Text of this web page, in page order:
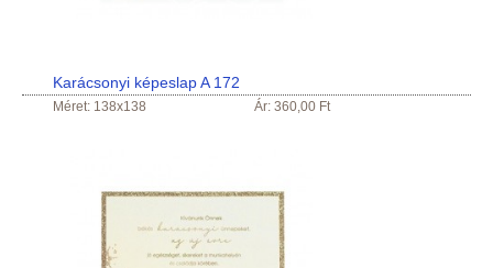
Karácsonyi képeslap A 172
Méret: 138x138 Ár: 360,00 Ft